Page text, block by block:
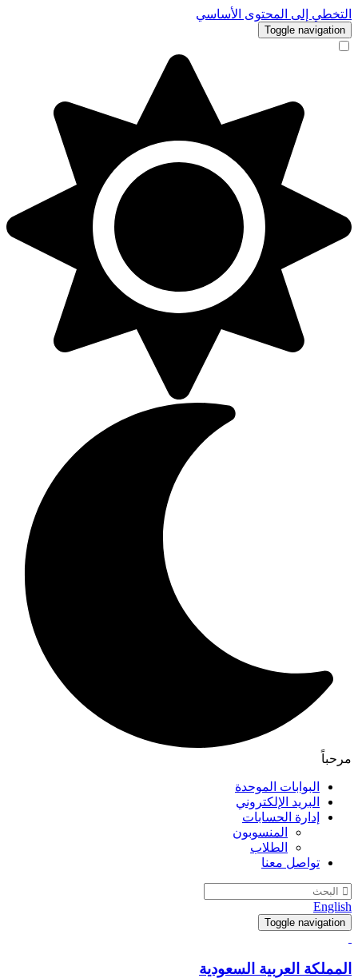
التخطي إلى المحتوى الأساسي
Toggle navigation
مرحباً
البوابات الموحدة
البريد الإلكتروني
إدارة الحسابات
المنسوبون
الطلاب
تواصل معنا
English
Toggle navigation
المملكة العربية السعودية